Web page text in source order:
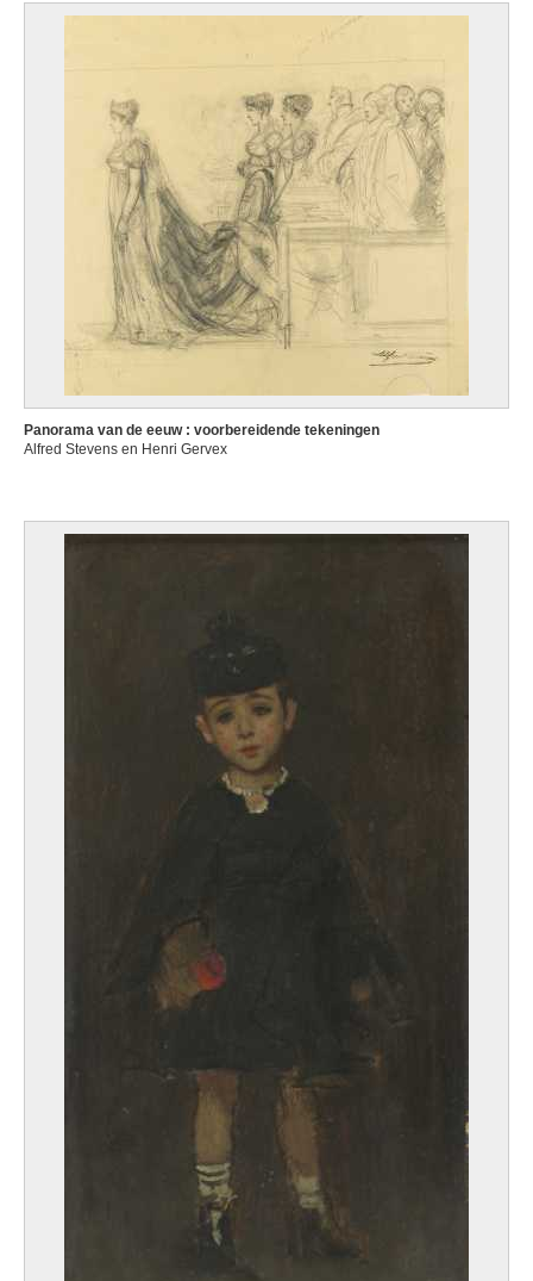
Panorama van de eeuw : voorbereidende tekeningen
Alfred Stevens en Henri Gervex